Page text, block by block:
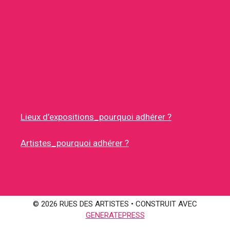
Lieux d’expositions_pourquoi adhérer ?
Artistes_pourquoi adhérer ?
© 2026 RUES DES ARTISTES • CONSTRUIT AVEC
GENERATEPRESS